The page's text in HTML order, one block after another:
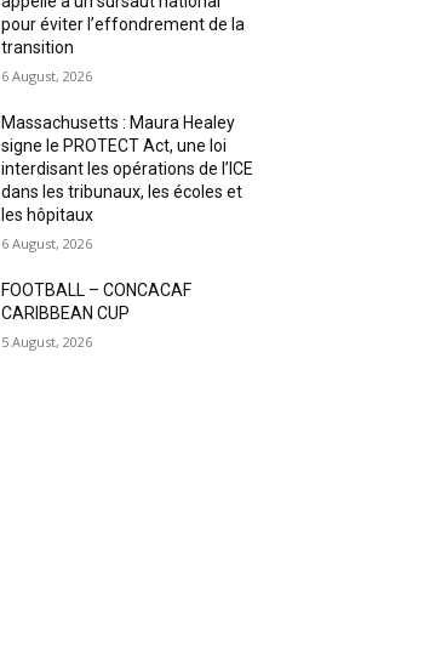
pour éviter l’effondrement de la
transition
6 August, 2026
Massachusetts : Maura Healey
signe le PROTECT Act, une loi
interdisant les opérations de l’ICE
dans les tribunaux, les écoles et
les hôpitaux
6 August, 2026
FOOTBALL – CONCACAF
CARIBBEAN CUP
5 August, 2026